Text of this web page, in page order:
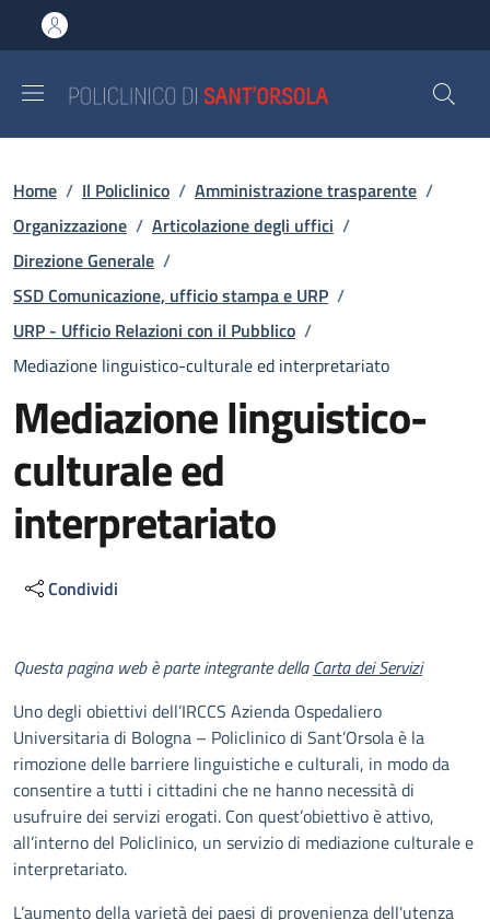
al contenuto principale
to footer content
Briciole di pane
Home / Il Policlinico / Amministrazione trasparente /
Organizzazione / Articolazione degli uffici /
Direzione Generale /
SSD Comunicazione, ufficio stampa e URP /
URP - Ufficio Relazioni con il Pubblico /
Mediazione linguistico-culturale ed interpretariato
Mediazione linguistico-
culturale ed
interpretariato
Condividi
Descrizione
Questa pagina web è parte integrante dellaCarta dei Servizi
Uno degli obiettivi dell’IRCCS Azienda Ospedaliero
Universitaria di Bologna – Policlinico di Sant’Orsola è la
rimozione delle barriere linguistiche e culturali, in modo da
consentire a tutti i cittadini che ne hanno necessità di
usufruire dei servizi erogati. Con quest’obiettivo è attivo,
all’interno del Policlinico, un servizio di mediazione culturale e
interpretariato.
L’aumento della varietà dei paesi di provenienza dell'utenza